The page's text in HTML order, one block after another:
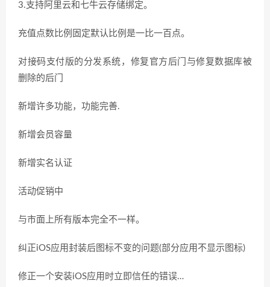
3.支持阿里云和七牛云存储绑定。
充值点数比例固定默认比例是一比一百点。
对接码支付版的分发系统，修复官方后门与修复数据库被
删除的后门
新增许多功能，功能完善.
新增会员容量
新增实名认证
活动促销中
与市面上所有版本完全不一样。
纠正iOS应用封装后图标不变的问题(部分应用不显示图标)
修正一个安装iOS应用时立即信任的错误…